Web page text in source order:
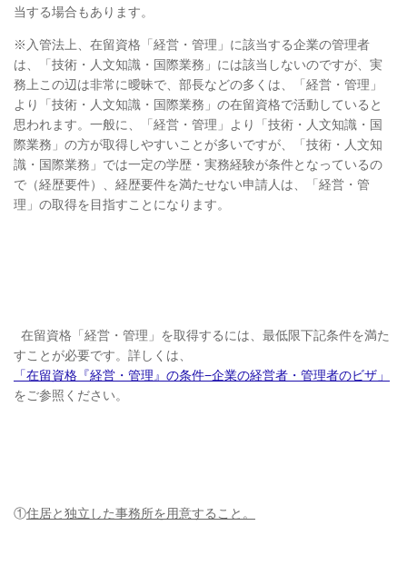
当する場合もあります。
※入管法上、在留資格「経営・管理」に該当する企業の管理者
は、「技術・人文知識・国際業務」には該当しないのですが、実
務上この辺は非常に曖昧で、部長などの多くは、「経営・管理」
より「技術・人文知識・国際業務」の在留資格で活動していると
思われます。一般に、「経営・管理」より「技術・人文知識・国
際業務」の方が取得しやすいことが多いですが、「技術・人文知
識・国際業務」では一定の学歴・実務経験が条件となっているの
で（経歴要件）、経歴要件を満たせない申請人は、「経営・管
理」の取得を目指すことになります。
在留資格「経営・管理」を取得するには、最低限下記条件を満た
すことが必要です。 詳しくは、
「在留資格『経営・管理』の条件−企業の経営者・管理者のビザ」
をご参照ください。
①住居と独立した事務所を用意すること。